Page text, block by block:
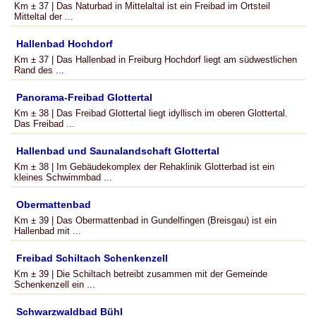
Km ± 37 | Das Naturbad in Mittelaltal ist ein Freibad im Ortsteil
Mitteltal der ...
Hallenbad Hochdorf
Km ± 37 | Das Hallenbad in Freiburg Hochdorf liegt am südwestlichen
Rand des ...
Panorama-Freibad Glottertal
Km ± 38 | Das Freibad Glottertal liegt idyllisch im oberen Glottertal.
Das Freibad ...
Hallenbad und Saunalandschaft Glottertal
Km ± 38 | Im Gebäudekomplex der Rehaklinik Glotterbad ist ein
kleines Schwimmbad ...
Obermattenbad
Km ± 39 | Das Obermattenbad in Gundelfingen (Breisgau) ist ein
Hallenbad mit ...
Freibad Schiltach Schenkenzell
Km ± 39 | Die Schiltach betreibt zusammen mit der Gemeinde
Schenkenzell ein ...
Schwarzwaldbad Bühl